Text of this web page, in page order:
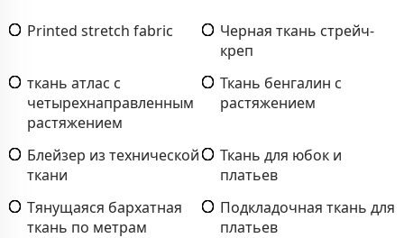
Printed stretch fabric
Черная ткань стрейч-
креп
ткань атлас с
четырехнаправленным
растяжением
Ткань бенгалин с
растяжением
Блейзер из технической
ткани
Ткань для юбок и
платьев
Тянущаяся бархатная
ткань по метрам
Подкладочная ткань для
платьев